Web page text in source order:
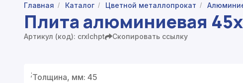
Черный металлопрокат
Цветной металлопрокат
Главная / Каталог / Цветной металлопрокат /
Плита алюминиевая
Артикул (код): crxlchpt Скопировать ссылку
;Толщина, мм: 45